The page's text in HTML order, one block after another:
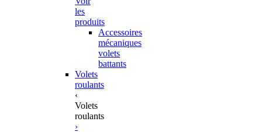
les
produits
Accessoires
mécaniques
volets
battants
Volets
roulants
‹
Volets
roulants
›